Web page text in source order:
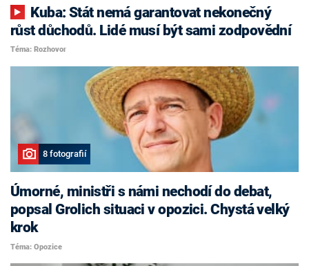
růst důchodů. Lidé musí být sami zodpovědní
Téma: Rozhovor
8 fotografií
Úmorné, ministři s námi nechodí do debat,
popsal Grolich situaci v opozici. Chystá velký
krok
Téma: Opozice